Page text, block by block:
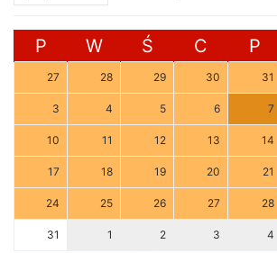
P W Ś C P
27 28 29 30 31
3 4 5 6 7
10 11 12 13 14
17 18 19 20 21
24 25 26 27 28
31 1 2 3 4